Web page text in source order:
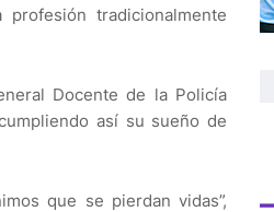
tradicionalmente
Docente de la Policía
así su sueño de
que se pierdan vidas”,